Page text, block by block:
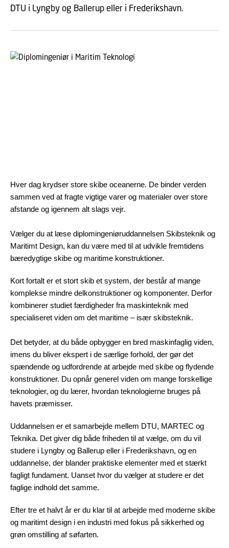
DTU i Lyngby og Ballerup eller i Frederikshavn.
Hver dag krydser store skibe oceanerne. De binder verden
sammen ved at fragte vigtige varer og materialer over store
afstande og igennem alt slags vejr.
Vælger du at læse diplomingeniøruddannelsen Skibsteknik og
Maritimt Design, kan du være med til at udvikle fremtidens
bæredygtige skibe og maritime konstruktioner.
Kort fortalt er et stort skib et system, der består af mange
komplekse mindre delkonstruktioner og komponenter. Derfor
kombinerer studiet færdigheder fra maskinteknik med
specialiseret viden om det maritime – især skibsteknik.
Det betyder, at du både opbygger en bred maskinfaglig viden,
imens du bliver ekspert i de særlige forhold, der gør det
spændende og udfordrende at arbejde med skibe og flydende
konstruktioner. Du opnår generel viden om mange forskellige
teknologier, og du lærer, hvordan teknologierne bruges på
havets præmisser.
Uddannelsen er et samarbejde mellem DTU, MARTEC og
Teknika. Det giver dig både friheden til at vælge, om du vil
studere i Lyngby og Ballerup eller i Frederikshavn, og en
uddannelse, der blander praktiske elementer med et stærkt
fagligt fundament. Uanset hvor du vælger at studere er det
faglige indhold det samme.
Efter tre et halvt år er du klar til at arbejde med moderne skibe
og maritimt design i en industri med fokus på sikkerhed og
grøn omstilling af søfarten.